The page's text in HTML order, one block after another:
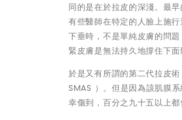
同的是在於拉皮的深淺。最
有些醫師在特定的人臉上施
下垂時，不是單純皮膚的問
緊皮膚是無法持久地撐住下
於是又有所謂的第二代拉皮
SMAS ）。但是因為該肌膜
幸傷到，百分之九十五以上都